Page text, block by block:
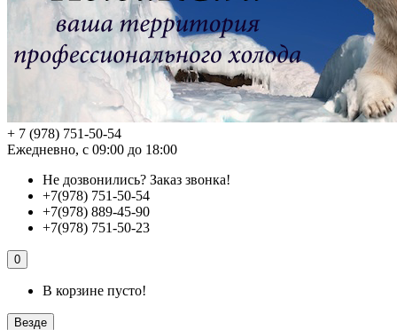
+ 7 (978) 751-50-54
Ежедневно, с 09:00 до 18:00
Не дозвонились? Заказ звонка!
+7(978) 751-50-54
+7(978) 889-45-90
+7(978) 751-50-23
0
В корзине пусто!
Везде